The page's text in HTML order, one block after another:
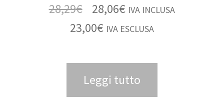
28,29€ 28,06€ IVA INCLUSA
23,00€ IVA ESCLUSA
Leggi tutto